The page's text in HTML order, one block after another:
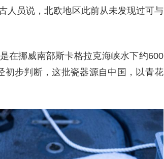
人员说，北欧地区此前从未发现过可与
在挪威南部斯卡格拉克海峡水下约600
步判断，这批瓷器源自中国，以青花